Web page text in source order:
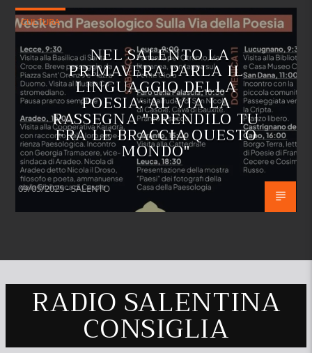
CULTURA
NEL SALENTO LA
PRIMAVERA PARLA IL
LINGUAGGIO DELLA
POESIA: AL VIA LA
RASSEGNA "PRENDILO TU
FRA LE BRACCIA QUESTO
MONDO"
09/05/2025 - SALENTO
RADIO SALENTINA
CONSIGLIA